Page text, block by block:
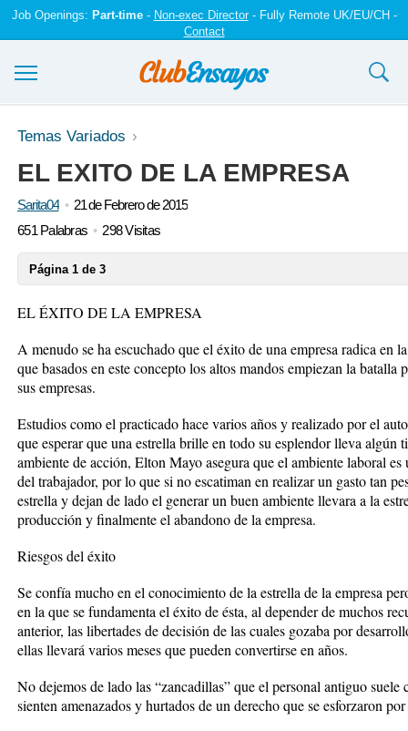
Job Openings: Part-time- Non-exec Director- Fully Remote UK/EU/CH -
Contact
Ensayos y trabajos
Registrarse
Iniciar sesión
Temas Variados
EL EXITO DE LA EMPRESA
Sarita04
21 de Febrero de 2015
651 Palabras
298 Visitas
Página 1 de 3
EL ÉXITO DE LA EMPRESA
A menudo se ha escuchado que el éxito de una empresa radica en
que basados en este concepto los altos mandos empiezan la
sus empresas.
Estudios como el practicado hace varios años y realizado por el
que esperar que una estrella brille en todo su esplendor lleva algún
ambiente de acción, Elton Mayo asegura que el ambiente laboral
del trabajador, por lo que si no escatiman en realizar un gasto tan
estrella y dejan de lado el generar un buen ambiente llevara a la
producción y finalmente el abandono de la empresa.
Riesgos del éxito
Se confía mucho en el conocimiento de la estrella de la empresa
en la que se fundamenta el éxito de ésta, al depender de muchos
anterior, las libertades de decisión de las cuales gozaba por
ellas llevará varios meses que pueden convertirse en años.
No dejemos de lado las “zancadillas” que el personal antiguo suele
sienten amenazados y hurtados de un derecho que se esforzaron